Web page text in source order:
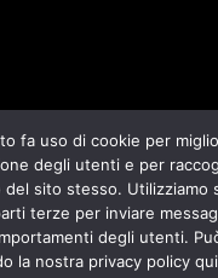
fa uso di cookie per
degli utenti e per
del sito stesso. Utilizziamo
terze per inviare
degli utenti.
la nostra privacy policy